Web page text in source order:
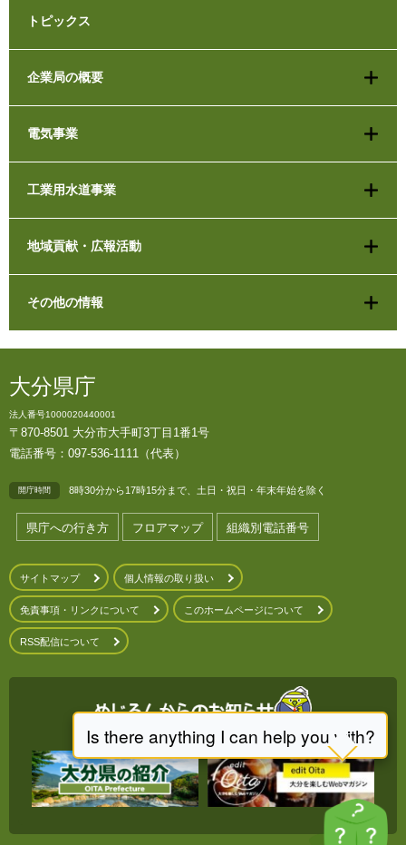
トピックス
企業局の概要
電気事業
工業用水道事業
地域貢献・広報活動
その他の情報
大分県庁
法人番号1000020440001
〒870-8501 大分市大手町3丁目1番1号
電話番号：097-536-1111（代表）
開庁時間 8時30分から17時15分まで、土日・祝日・年末年始を除く
県庁への行き方 フロアマップ 組織別電話番号
サイトマップ 個人情報の取り扱い
免責事項・リンクについて このホームページについて
RSS配信について